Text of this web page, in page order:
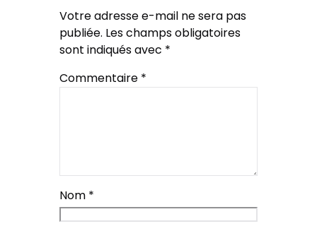
Votre adresse e-mail ne sera pas
publiée. Les champs obligatoires
sont indiqués avec *
Commentaire *
Nom *